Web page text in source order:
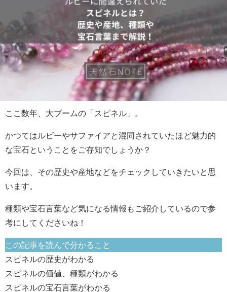
ここ数年、大ブームの「スピネル」。
かつてはルビーやサファイアと混同されていたほど魅力的
な宝石ということをご存知でしょうか？
今回は、その歴史や産地などをチェックしていきたいと思
います。
種類や宝石言葉など気になる情報もご紹介しているので参
考にしてくださいね！
この記事を読んで分かること
スピネルの歴史がわかる
スピネルの価値、種類がわかる
スピネルの宝石言葉がわかる